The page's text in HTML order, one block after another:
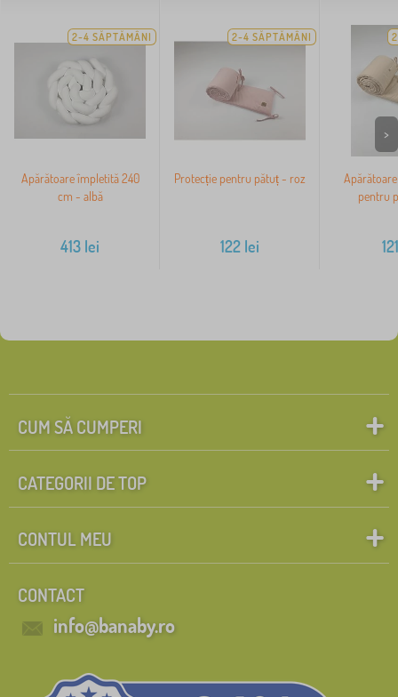
2-4 SĂPTĂMÂNI
Apărătoare împletită 240
cm - albă
413 lei
2-4 SĂPTĂMÂNI
Protecție pentru pătuț - roz
122 lei
pentru
121
>
CUM SĂ CUMPERI
CATEGORII DE TOP
CONTUL MEU
CONTACT
info@banaby.ro